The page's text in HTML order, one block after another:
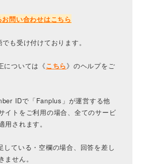
問い合わせはこちら
も受け付けております。
については《こちら》のヘルプをご
IDで「Fanplus」が運営する他
イトをご利用の場合、全てのサービ
用されます。
している・空欄の場合、回答を差し
ません。